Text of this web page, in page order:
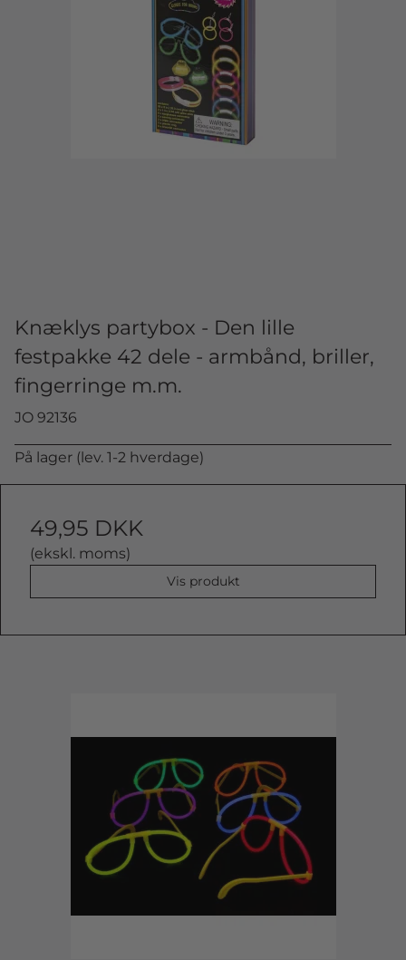
Knæklys partybox - Den lille
festpakke 42 dele - armbånd, briller,
fingerringe m.m.
JO 92136
På lager (lev. 1-2 hverdage)
49,95 DKK
(ekskl. moms)
Vis produkt